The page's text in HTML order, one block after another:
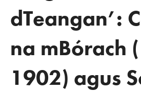
dTeangan’:
na mBórach
1902) agus